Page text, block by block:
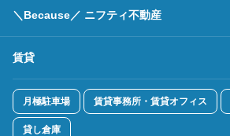
＼Because／ ニフティ不動産
賃貸
月極駐車場 賃貸事務所・賃貸オフィス
貸し倉庫